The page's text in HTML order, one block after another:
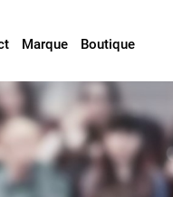
Marque Boutique